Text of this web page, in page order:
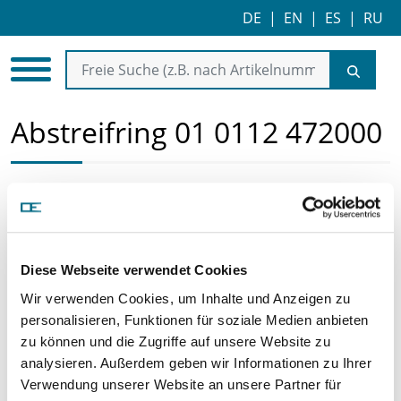
Diese Webseite verwendet Cookies
Wir verwenden Cookies, um Inhalte und Anzeigen zu
personalisieren, Funktionen für soziale Medien anbieten
zu können und die Zugriffe auf unsere Website zu
analysieren. Außerdem geben wir Informationen zu Ihrer
Verwendung unserer Website an unsere Partner für
DE | EN | ES | RU
Abstreifring 01 0112 472000
Preis auf Anfrage
ARTIKEL ANFRAGEN